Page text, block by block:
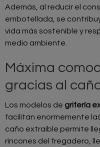
Además, al reducir el
embotellada, se
vida más sostenible y
medio ambiente.
Máxima
gracias al
Los modelos de grifería
facilitan enormemente
caño extraíble permite
rincones del fregadero,